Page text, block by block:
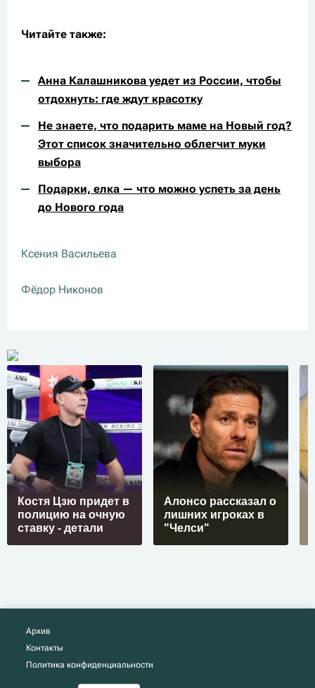
Читайте также:
Анна Калашникова уедет из России, чтобы
отдохнуть: где ждут красотку
Не знаете, что подарить маме на Новый год?
Этот список значительно облегчит муки
выбора
Подарки, елка — что можно успеть за день
до Нового года
Ксения Васильева
Фёдор Никонов
Костя Цзю придет в
полицию на очную
ставку - детали
Алонсо рассказал о
лишних игроках в
"Челси"
Архив
Контакты
Политика конфиденциальности